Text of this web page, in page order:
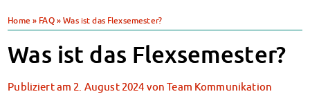
BAföG beantragen
BAföG-FAQs
Dokumente
BAföG-Sprechstunden
Kredite & Stipendien
Home » FAQ»Was ist das Flexsemester?
Was ist das Flexsemester?
Publiziert am 2. August 2024 von Team Kommunikation